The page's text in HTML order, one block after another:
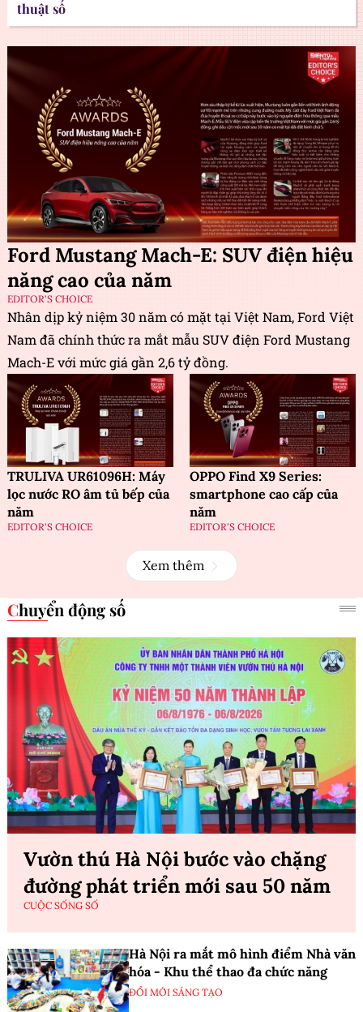
thuật số
Ford Mustang Mach-E: SUV điện hiệu
năng cao của năm
EDITOR'S CHOICE
Nhân dịp kỷ niệm 30 năm có mặt tại Việt Nam, Ford Việt
Nam đã chính thức ra mắt mẫu SUV điện Ford Mustang
Mach-E với mức giá gần 2,6 tỷ đồng.
TRULIVA UR61096H: Máy
lọc nước RO âm tủ bếp của
năm
EDITOR'S CHOICE
OPPO Find X9 Series:
smartphone cao cấp của
năm
EDITOR'S CHOICE
Xem thêm
Chuyển động số
Vườn thú Hà Nội bước vào chặng
đường phát triển mới sau 50 năm
CUỘC SỐNG SỐ
Hà Nội ra mắt mô hình điểm Nhà văn
hóa - Khu thể thao đa chức năng
ĐỔI MỚI SÁNG TẠO